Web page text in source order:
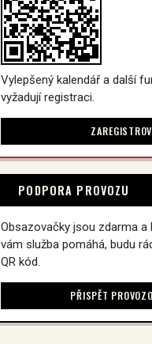
Vylepšený kalendář a další
vyžadují registraci.
PODPORA PROVOZU
Obsazovačky jsou zdarma a
vám služba pomáhá, budu
QR kód.
PŘISPĚT